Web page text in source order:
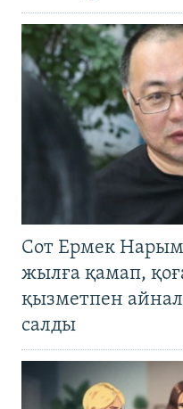
Сот Ермек
жылға қамап,
қызметпен
салды